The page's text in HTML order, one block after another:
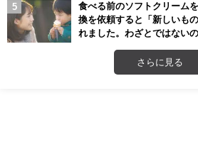
食べる前のソフトクリーム
換を依頼すると「新しいも
れました。わざとではない
さらに見る